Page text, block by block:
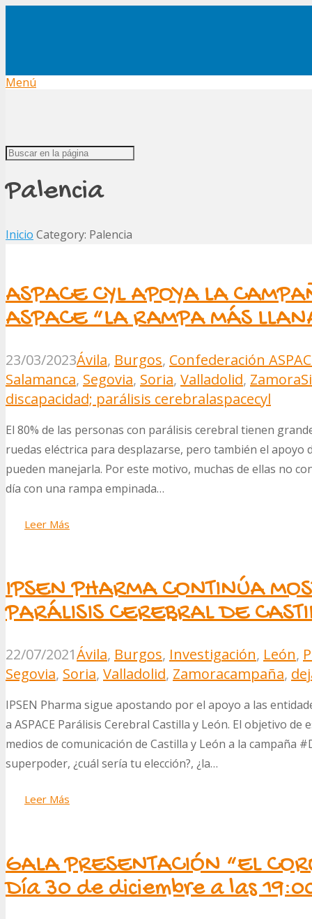
Menú
Palencia
Inicio Category: Palencia
ASPACE CYL APOYA LA
ASPACE “LA RAMPA MÁS
23/03/2023Ávila, Burgos, Confederación
Salamanca, Segovia, Soria, Valladolid, Zamora
discapacidad; parálisis cerebralaspacecyl
El 80% de las personas con parálisis cerebral tienen
ruedas eléctrica para desplazarse, pero también el
pueden manejarla. Por este motivo, muchas de ellas no
día con una rampa empinada…
Leer Más
IPSEN PHARMA CONTINÚA
PARÁLISIS CEREBRAL DE
22/07/2021Ávila, Burgos, Investigación, León,
Segovia, Soria, Valladolid, Zamoracampaña,
IPSEN Pharma sigue apostando por el apoyo a las
a ASPACE Parálisis Cerebral Castilla y León. El objetivo
medios de comunicación de Castilla y León a la campaña
superpoder, ¿cuál sería tu elección?, ¿la…
Leer Más
GALA PRESENTACIÓN “EL
Día 30 de diciembre a las